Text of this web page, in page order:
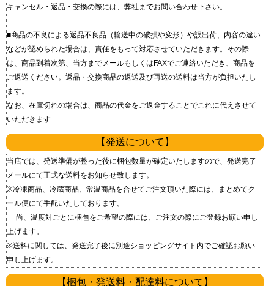
キャンセル・返品・交換の際には、弊社までお問い合わせ下さい。
■商品の不良による返品 不良品（輸送中の破損や変形）や誤出荷、内容の違い
などが認められた場合は、責任をもって対応させていただきます。 その際
は、商品到着次第、当方までメールもしくはFAXでご連絡いただき、商品を
ご返送ください。 返品・交換商品の返送及び再送の送料は当方が負担いたし
ます。
なお、在庫切れの場合は、商品の代金をご返金することでこれに代えさせて
いただきます
【発送について】
当店では、発送準備が整った後に梱包数量が確定いたしますので、発送完了
メールにて正式な送料をお知らせ致します。
※冷凍商品、冷蔵商品、常温商品を合せてご注文頂いた際には、まとめてク
ール便にて手配いたしております。
尚、温度対ごとに梱包をご希望の際には、ご注文の際にご登録お願い申し
上げます。
※送料に関しては、発送完了後に別途ショッピングサイト内でご確認お願い
申し上げます。
【梱包・発送料・配達料について】